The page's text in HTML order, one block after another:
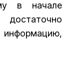
в начале